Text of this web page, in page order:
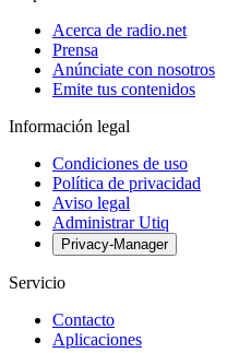
Acerca de radio.net
Prensa
Anúnciate con nosotros
Emite tus contenidos
Información legal
Condiciones de uso
Política de privacidad
Aviso legal
Administrar Utiq
Privacy-Manager
Servicio
Contacto
Aplicaciones